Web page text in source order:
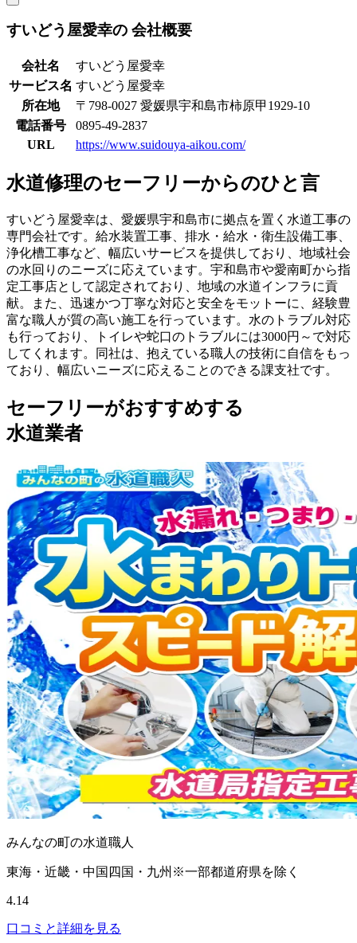
すいどう屋愛幸の 会社概要
会社名
すいどう屋愛幸
サービス名 すいどう屋愛幸
所在地
〒798-0027 愛媛県宇和島市柿原甲1929-10
電話番号
0895-49-2837
URL
https://www.suidouya-aikou.com/
水道修理のセーフリーからのひと言
すいどう屋愛幸は、愛媛県宇和島市に拠点を置く水道工事の
専門会社です。給水装置工事、排水・給水・衛生設備工事、
浄化槽工事など、幅広いサービスを提供しており、地域社会
の水回りのニーズに応えています。宇和島市や愛南町から指
定工事店として認定されており、地域の水道インフラに貢
献。また、迅速かつ丁寧な対応と安全をモットーに、経験豊
富な職人が質の高い施工を行っています。水のトラブル対応
も行っており、トイレや蛇口のトラブルには3000円～で対応
してくれます。同社は、抱えている職人の技術に自信をもっ
ており、幅広いニーズに応えることのできる課支社です。
セーフリーがおすすめする
水道業者
みんなの町の水道職人
東海・近畿・中国四国・九州※一部都道府県を除く
4.14
口コミと詳細を見る